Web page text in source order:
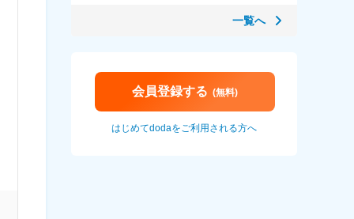
一覧へ
会員登録する (無料)
はじめてdodaをご利用される方へ